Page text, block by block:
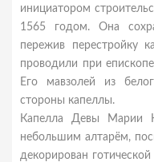
инициатором
1565 годом. Она
пережив перестройку
проводили при
Его мавзолей из
стороны капеллы.
Капелла Девы Марии
небольшим алтарём,
декорирован